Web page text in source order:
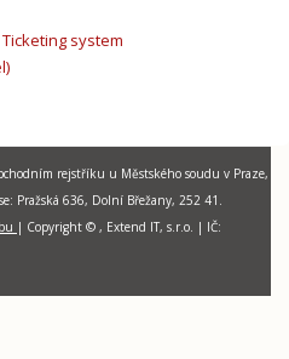
system
rejstříku u Městského soudu v Praze,
Pražská 636, Dolní Břežany, 252 41.
| Copyright © , Extend IT, s.r.o. | IČ: